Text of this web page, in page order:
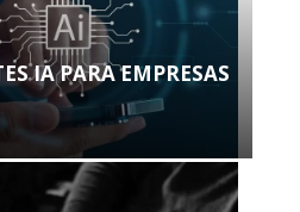
IA PARA EMPRESAS